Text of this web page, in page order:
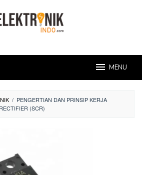
MENU
/ PENGERTIAN DAN PRINSIP KERJA
(SCR)